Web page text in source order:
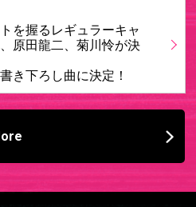
を握るレギュラーキャ
原田龍二、菊川怜が決
き下ろし曲に決定！